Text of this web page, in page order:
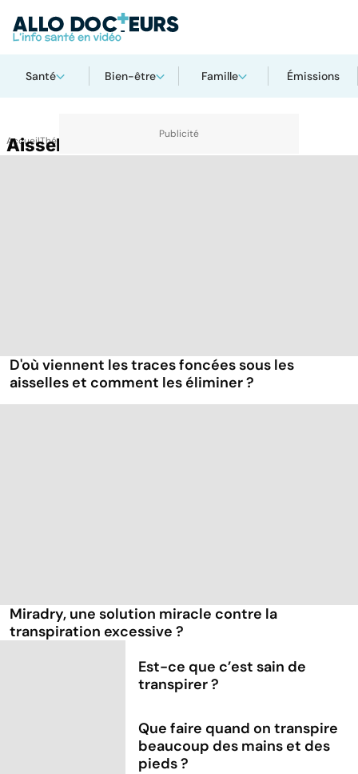
Santé Bien-être Famille Émissions
AccueilThématiques
Aisselle
D'où viennent les traces foncées sous les
aisselles et comment les éliminer ?
Miradry, une solution miracle contre la
transpiration excessive ?
Est-ce que c’est sain de
transpirer ?
Que faire quand on transpire
beaucoup des mains et des
pieds ?